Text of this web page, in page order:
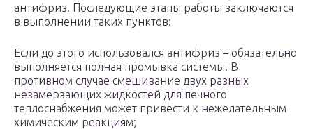
антифриз. Последующие этапы работы заключаются
в выполнении таких пунктов:
Если до этого использовался антифриз – обязательно
выполняется полная промывка системы. В
противном случае смешивание двух разных
незамерзающих жидкостей для печного
теплоснабжения может привести к нежелательным
химическим реакциям;